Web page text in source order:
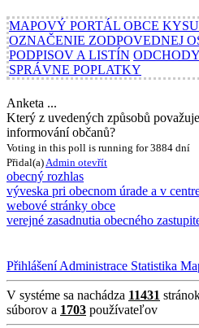
MAPOVÝ PORTÁL OBCE
OZNAČENIE ZODPOVEDNEJ
PODPISOV A LISTÍN
SPRÁVNE POPLATKY
Anketa ...
Který z uvedených způsobů
informování občanů?
Voting in this poll is running for 3884 dní
Přidal(a)Admin otevřít
obecný rozhlas
výveska pri obecnom úrade a v
webové stránky obce
verejné zasadnutia obecného
PřihlášeníAdministrace Statistika
V systéme sa nachádza 11431
súborov a 1703 používateľov